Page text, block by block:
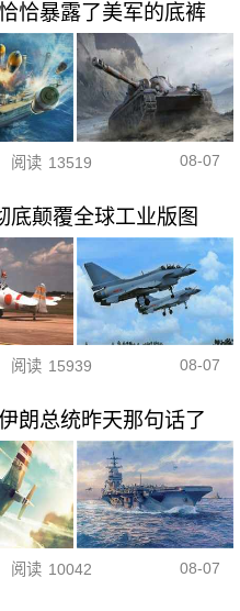
恰暴露了美军的底裤
阅读 13519 08-07
底颠覆全球工业版图
阅读 15939 08-07
朗总统昨天那句话了
阅读 10042 08-07